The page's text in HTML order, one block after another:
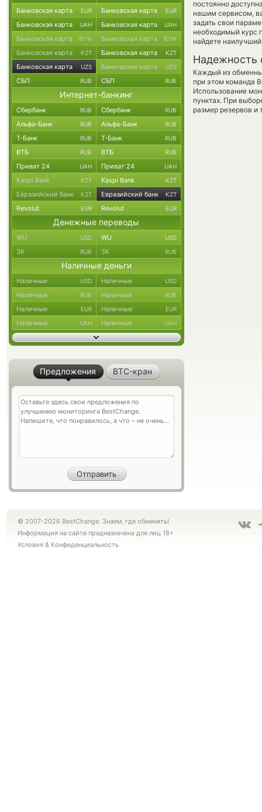
постоянно
нашим сервисом,
задать свои
необходимый курс
найдете
Надежность
Каждый из
при этом команда
Использование
пунктах. При
размер резервов и
Банковская карта EUR Банковская карта EUR
Банковская карта UAH Банковская карта UAH
Банковская карта BYN Банковская карта BYN
Банковская карта KZT Банковская карта KZT
Банковская карта UZS Банковская карта UZS
СБП RUB СБП RUB
Интернет-банкинг
Сбербанк RUB Сбербанк RUB
Альфа-Банк RUB Альфа-Банк RUB
Т-Банк RUB Т-Банк RUB
ВТБ RUB ВТБ RUB
Приват 24 UAH Приват 24 UAH
Kaspi Bank KZT Kaspi Bank KZT
Евразийский банк KZT Евразийский банк KZT
Revolut EUR Revolut EUR
Денежные переводы
WU USD WU USD
ЗК RUB ЗК RUB
Наличные деньги
Наличные USD Наличные USD
Наличные RUB Наличные RUB
Наличные EUR Наличные EUR
Наличные UAH Наличные UAH
Предложения BTC-кран
© 2007-2026 BestChange. Знаем, где обменять!
Информация на сайте предназначена для лиц 18+
Условия & Конфиденциальность